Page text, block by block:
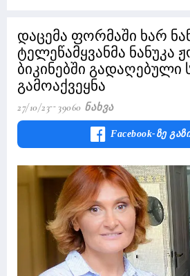
დაცემა ფორმაში ხარ
ტელეწამყვანმა ნანუკა
ბიკინებში გადაღებული
გამოაქვეყნა
27/10/23 39060 Ნახვა
Facebook-Ზე